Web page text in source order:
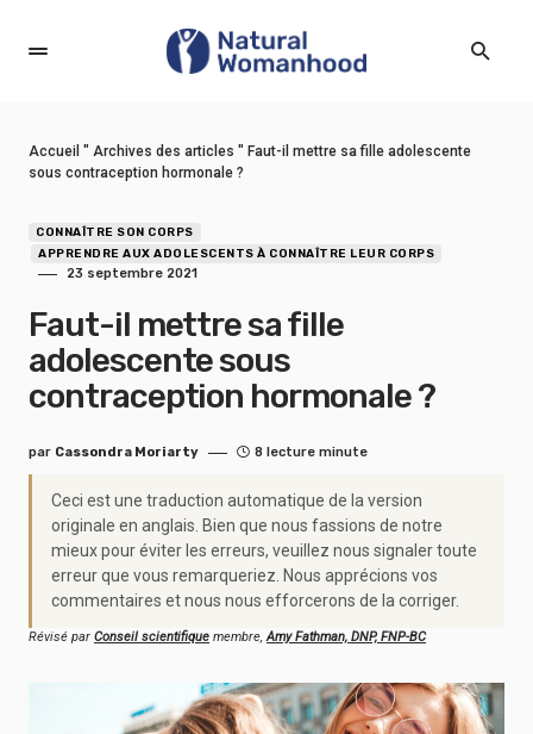
Accueil " Archives des articles " Faut-il mettre sa fille adolescente
sous contraception hormonale ?
CONNAÎTRE SON CORPS
APPRENDRE AUX ADOLESCENTS À CONNAÎTRE LEUR CORPS
23 septembre 2021
Faut-il mettre sa fille
adolescente sous
contraception hormonale ?
par Cassondra Moriarty 8 lecture minute
Ceci est une traduction automatique de la version
originale en anglais. Bien que nous fassions de notre
mieux pour éviter les erreurs, veuillez nous signaler toute
erreur que vous remarqueriez. Nous apprécions vos
commentaires et nous nous efforcerons de la corriger.
Révisé par Conseil scientifique membre,Amy Fathman, DNP, FNP-BC